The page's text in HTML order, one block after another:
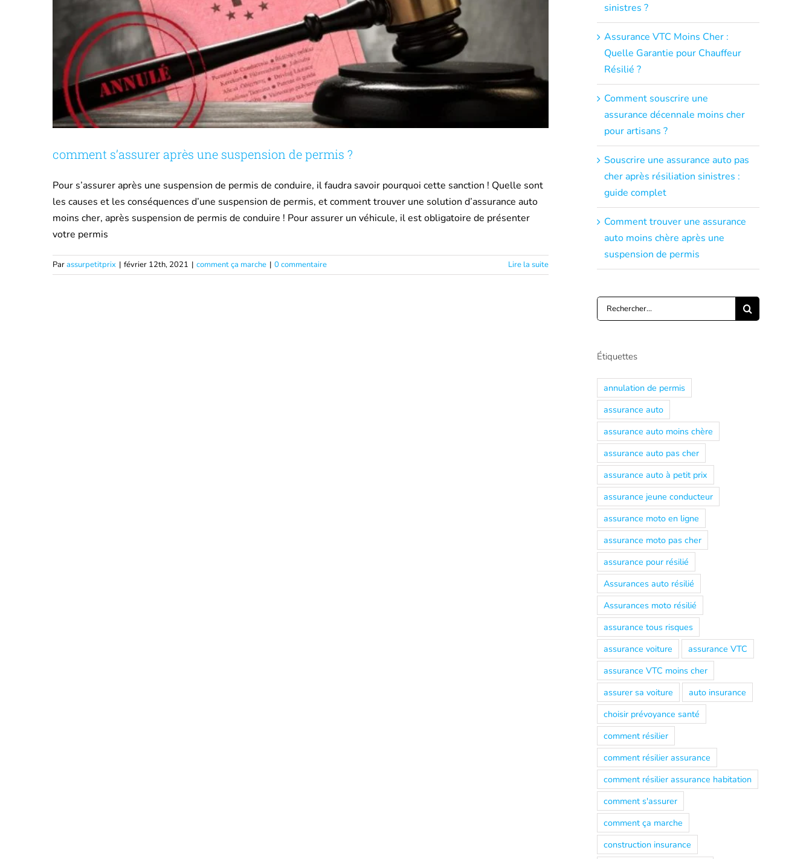
comment s’assurer après une suspension de permis ?
Pour s’assurer après une suspension de permis de conduire, il faudra savoir pourquoi cette sanction ! Quelle sont
les causes et les conséquences d’une suspension de permis, et comment trouver une solution d’assurance auto
moins cher, après suspension de permis de conduire ! Pour assurer un véhicule, il est obligatoire de présenter
votre permis
Parassurpetitprix | février 12th, 2021 | comment ça marche | 0 commentaire Lire la suite
sinistres ?
Assurance VTC Moins Cher :
Quelle Garantie pour Chauffeur
Résilié ?
Comment souscrire une
assurance décennale moins cher
pour artisans ?
Souscrire une assurance auto pas
cher après résiliation sinistres :
guide complet
Comment trouver une assurance
auto moins chère après une
suspension de permis
Rechercher:
Étiquettes
annulation de permis
assurance auto
assurance auto moins chère
assurance auto pas cher
assurance auto à petit prix
assurance jeune conducteur
assurance moto en ligne
assurance moto pas cher
assurance pour résilié
Assurances auto résilié
Assurances moto résilié
assurance tous risques
assurance voiture
assurance VTC
assurance VTC moins cher
assurer sa voiture
auto insurance
choisir prévoyance santé
comment résilier
comment résilier assurance
comment résilier assurance habitation
comment s'assurer
comment ça marche
construction insurance